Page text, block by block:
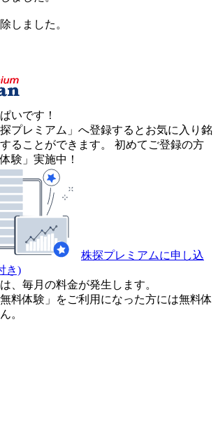
しました。
いです！
プレミアム」へ登録するとお気に入り銘
ることができます。 初めてご登録の方
験」実施中！
株探プレミアムに申し込
き)
、毎月の料金が発生します。
料体験」をご利用になった方には無料体
。